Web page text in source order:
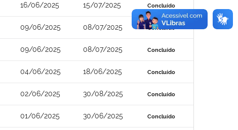
16/06/2025 15/07/2025 Concluído
09/06/2025 08/07/2025 Concluído
09/06/2025 08/07/2025 Concluído
04/06/2025 18/06/2025 Concluído
02/06/2025 30/08/2025 Concluído
01/06/2025 30/06/2025 Concluído